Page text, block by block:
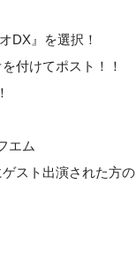
DX』を選択！
付けてポスト！！
エム
スト出演された方の